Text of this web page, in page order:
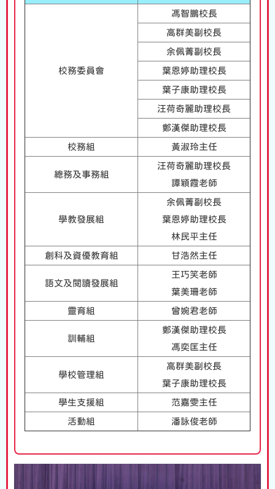
校務委員會
馮智鵬校長
高群美副校長
余佩菁副校長
葉恩婷助理校長
葉子康助理校長
汪荷奇麗助理校長
鄭漢傑助理校長
校務組 黃淑玲主任
總務及事務組
汪荷奇麗助理校長
譚穎霞老師
學教發展組
余佩菁副校長
葉恩婷助理校長
林民平主任
創科及資優教育組 甘浩然主任
語文及閱讀發展組
王巧笑老師
葉美珊老師
靈育組 曾婉君老師
訓輔組
鄭漢傑助理校長
馮奕匡主任
學校管理組
高群美副校長
葉子康助理校長
學生支援組 范嘉雯主任
活動組 潘詠俊老師